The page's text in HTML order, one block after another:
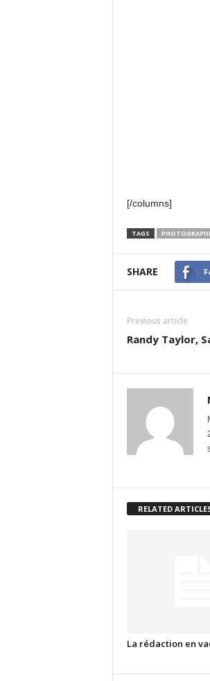
[/columns]
TAGS
SHARE
Previous article
Randy Taylor,
RELATED
La rédaction en